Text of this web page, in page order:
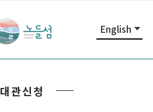
English
대관신청